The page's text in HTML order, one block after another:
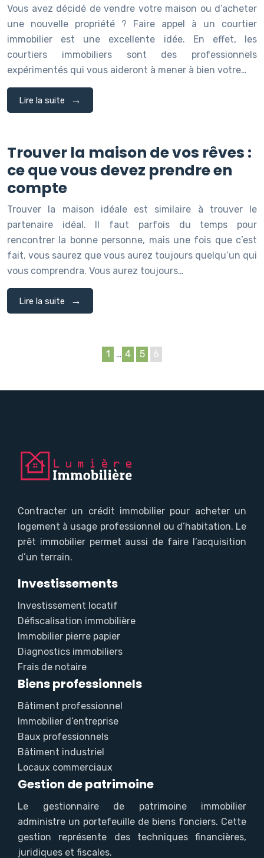
Vous avez décidé de vendre votre maison ou d’acheter
une nouvelle propriété ? Faire appel à un courtier
immobilier est une excellente idée. En effet, les
courtiers immobiliers sont des professionnels
expérimentés qui vous aideront à mener à bien votre…
Lire la suite
Trouver la maison de vos rêves :
ce que vous devez prendre en
compte
Trouver la maison idéale est similaire à trouver le
partenaire idéal. Il faut parfois du temps pour
rencontrer la bonne personne, mais une fois que c’est
fait, vous saurez que vous aurez toujours quelqu’un qui
vous comprendra. Vous aurez toujours…
Lire la suite
1 … 4 5 6
Contracter un crédit immobilier pour acheter un
logement à usage professionnel ou d’habitation. Le
prêt immobilier permet aussi de faire l’acquisition
d’un terrain.
Investissements
Investissement locatif
Défiscalisation immobilière
Immobilier pierre papier
Diagnostics immobiliers
Frais de notaire
Biens professionnels
Bâtiment professionnel
Immobilier d’entreprise
Baux professionnels
Bâtiment industriel
Locaux commerciaux
Gestion de patrimoine
Le gestionnaire de patrimoine immobilier
administre un portefeuille de biens fonciers. Cette
gestion représente des techniques financières,
juridiques et fiscales.